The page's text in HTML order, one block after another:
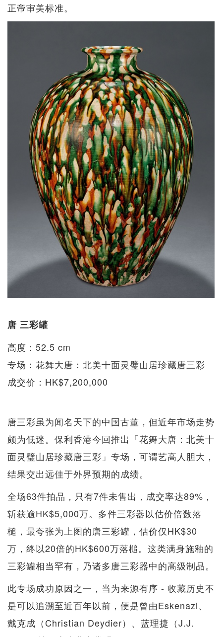
正帝审美标准。
唐 三彩罐
高度：52.5 cm
专场：花舞大唐：北美十面灵璧山居珍藏唐三彩
成交价：HK$7,200,000
唐三彩虽为闻名天下的中国古董，但近年市场走势
颇为低迷。保利香港今回推出「花舞大唐：北美十
面灵璧山居珍藏唐三彩」专场，可谓艺高人胆大，
结果交出远佳于外界预期的成绩。
全场63件拍品，只有7件未售出，成交率达89%，
斩获逾HK$5,000万。多件三彩器以估价倍数落
槌，最夸张为上图的唐三彩罐，估价仅HK$30
万，终以20倍的HK$600万落槌。这类满身施釉的
三彩罐相当罕有，乃诸多唐三彩器中的高级制品。
此专场成功原因之一，当为来源有序 - 收藏历史不
是可以追溯至近百年以前，便是曾由Eskenazi、
戴克成（Christian Deydier）、蓝理捷（J.J.